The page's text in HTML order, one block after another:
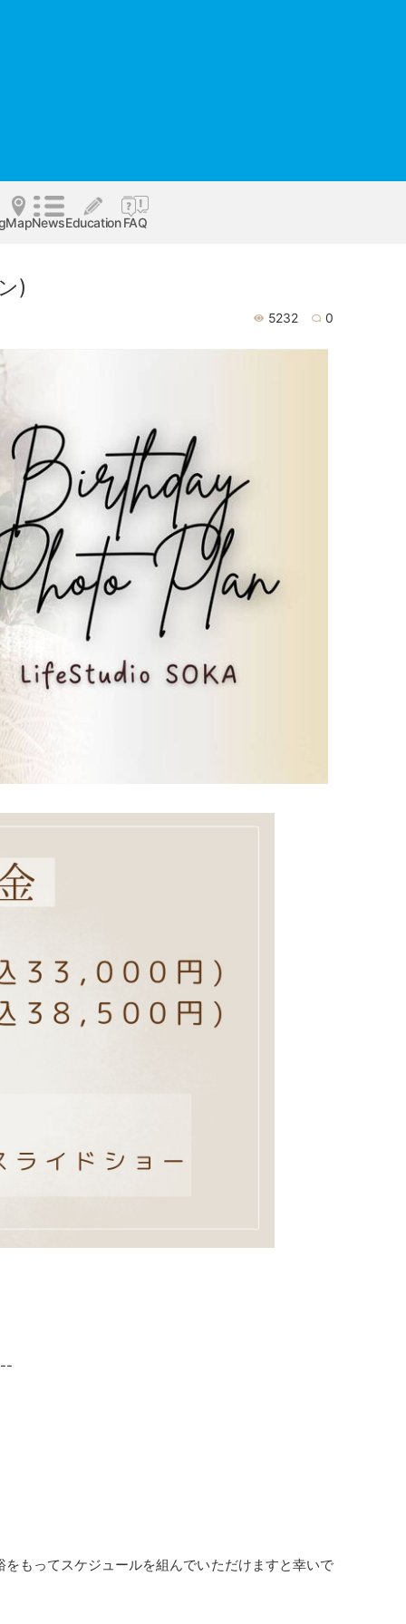
MapNewsEducationFAQ
)
5232 0
もってスケジュールを組んでいただけますと幸いで